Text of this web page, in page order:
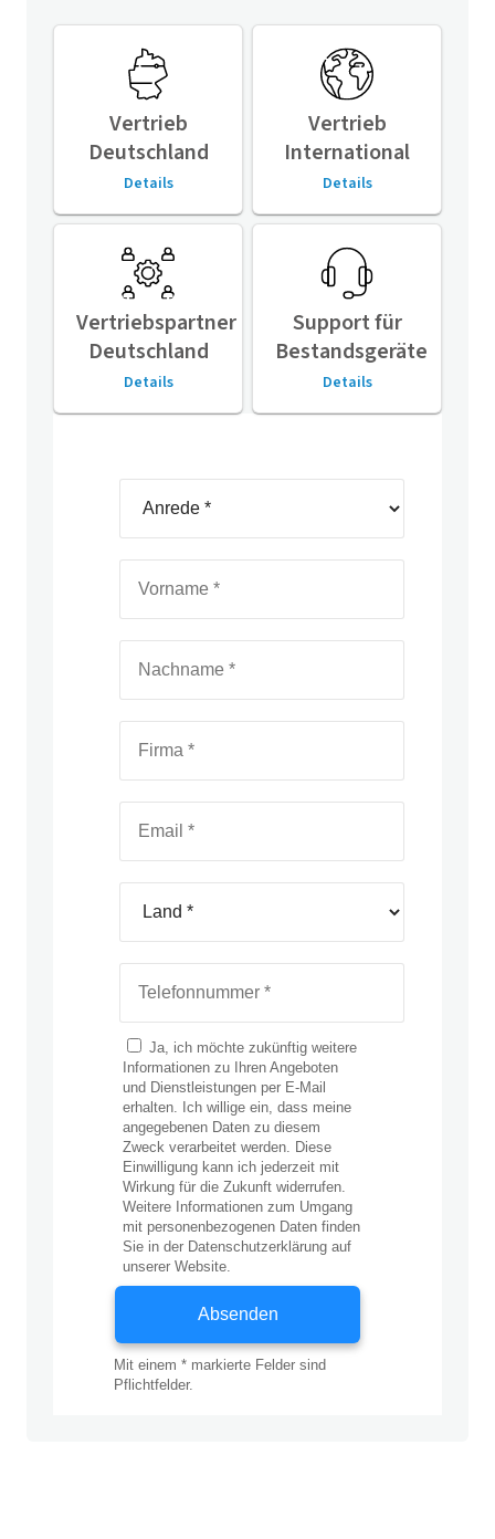
Vertrieb
Deutschland
Details
Vertrieb
International
Details
Vertriebspartner
Deutschland
Details
Support für
Bestandsgeräte
Details